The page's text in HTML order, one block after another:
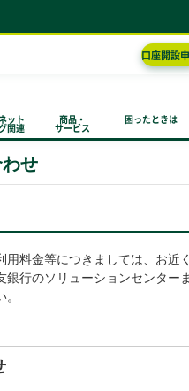
口座開設
ット
関連
商品・
サービス
困ったときは
せ
用料金等につきましては、お近
銀行のソリューションセンター